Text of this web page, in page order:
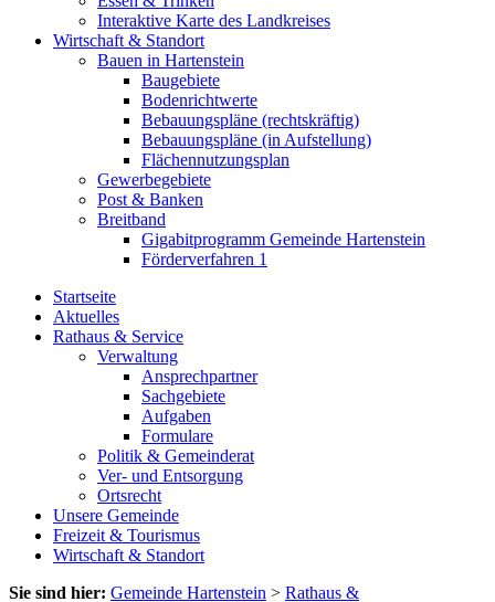
Interaktive Karte des Landkreises
Wirtschaft & Standort
Bauen in Hartenstein
Baugebiete
Bodenrichtwerte
Bebauungspläne (rechtskräftig)
Bebauungspläne (in Aufstellung)
Flächennutzungsplan
Gewerbegebiete
Post & Banken
Breitband
Gigabitprogramm Gemeinde Hartenstein
Förderverfahren 1
Startseite
Aktuelles
Rathaus & Service
Verwaltung
Ansprechpartner
Sachgebiete
Aufgaben
Formulare
Politik & Gemeinderat
Ver- und Entsorgung
Ortsrecht
Unsere Gemeinde
Freizeit & Tourismus
Wirtschaft & Standort
Sie sind hier: Gemeinde Hartenstein > Rathaus &